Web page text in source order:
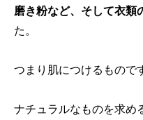
磨き粉など、そして衣類
た。
つまり肌につけるもので
ナチュラルなものを求め